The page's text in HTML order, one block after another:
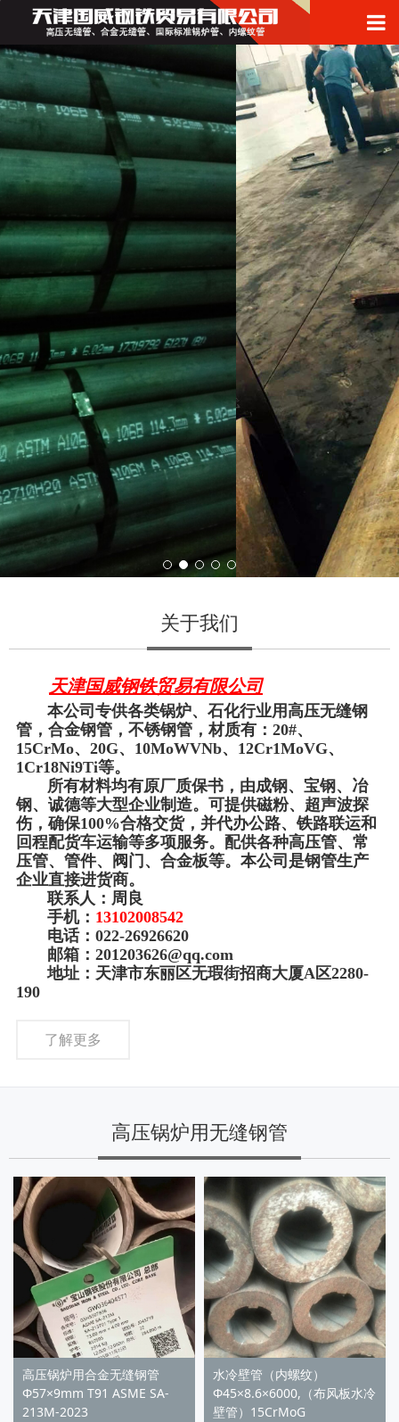
关于我们
天津国威钢铁贸易有限公司
本公司专供各类锅炉、石化行业用高压无缝钢
管，合金钢管，不锈钢管，材质有：20#、
15CrMo、20G、10MoWVNb、12Cr1MoVG、
1Cr18Ni9Ti等。
所有材料均有原厂质保书，由成钢、宝钢、冶
钢、诚德等大型企业制造。可提供磁粉、超声波探
伤，确保100%合格交货，并代办公路、铁路联运和
回程配货车运输等多项服务。配供各种高压管、常
压管、管件、阀门、合金板等。本公司是钢管生产
企业直接进货商。
联系人：周良
手机： 13102008542
电话：022-26926620
邮箱：201203626@qq.com
地址：天津市东丽区无瑕街招商大厦A区2280-
190
了解更多
高压锅炉用无缝钢管
高压锅炉用合金无缝钢管
Φ57×9mm T91 ASME SA-
213M-2023
水冷壁管（内螺纹）
Φ45×8.6×6000,（布风板水冷
壁管）15CrMoG